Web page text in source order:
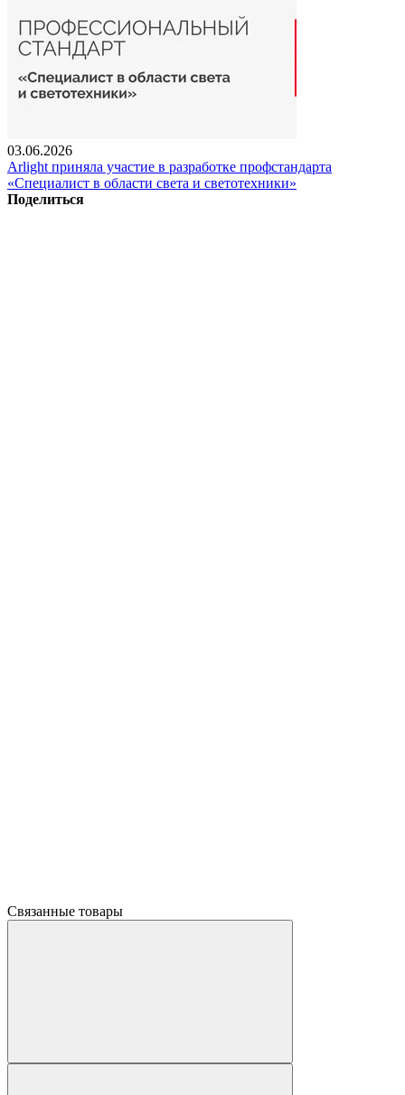
03.06.2026
Arlight приняла участие в разработке профстандарта
«Специалист в области света и светотехники»
Поделиться
Связанные товары